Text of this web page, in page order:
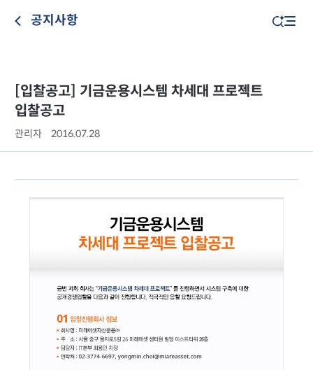
공지사항
[입찰공고] 기금운용시스템 차세대 프로젝트
입찰공고
관리자 2016.07.28